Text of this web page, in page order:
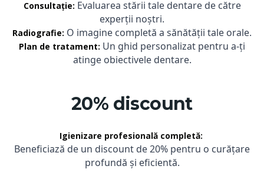
Consultație: Evaluarea stării tale dentare de către
experții noștri.
Radiografie: O imagine completă a sănătății tale orale.
Plan de tratament: Un ghid personalizat pentru a-ți
atinge obiectivele dentare.
20% discount
Igienizare profesională completă:
Beneficiază de un discount de 20% pentru o curățare
profundă și eficientă.